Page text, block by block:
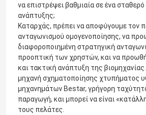
να επιστρέψει βαθμιαία σε ένα
ανάπτυξης;
Καταρχάς, πρέπει να αποφύγουμε τον
ανταγωνισμού ομογενοποίησης, να
διαφοροποιημένη στρατηγική
προοπτική των χρηστών, και να
και τακτική ανάπτυξη της
μηχανή σχηματοποίησης χτυπήματος
μηχανημάτων Bestar, γρήγορη
παραγωγή, και μπορεί να είναι
τους πελάτες.